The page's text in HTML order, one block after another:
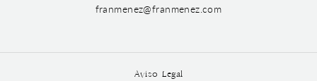
franmenez@franmenez.com
Aviso Legal